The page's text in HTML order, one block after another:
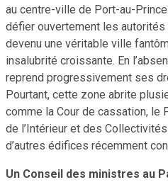
au centre-ville de Port-au-
défier ouvertement les autorités
devenu une véritable ville
insalubrité croissante. En
reprend progressivement ses
Pourtant, cette zone abrite
comme la Cour de cassation, le
de l’Intérieur et des
d’autres édifices récemment
Un Conseil des ministres au